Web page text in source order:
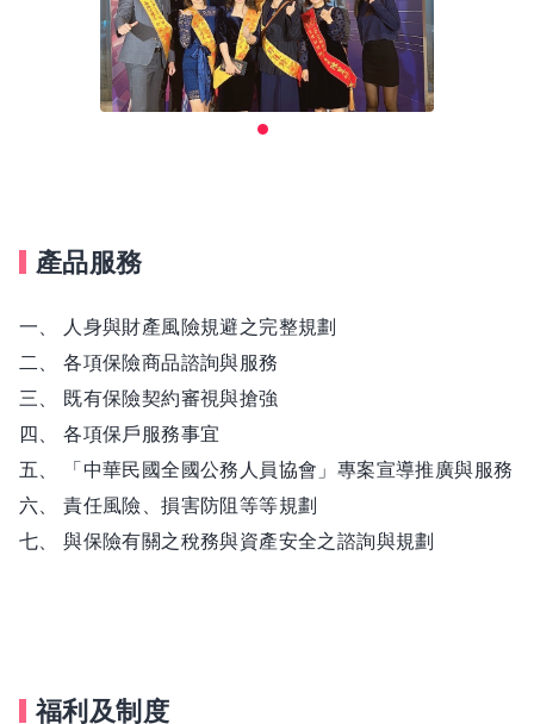
「誠信、專業丶負責」的企業精神與經營理念一、真誠的
關懷所有夥伴與保戶
二、全方位的專業保險財務規劃三丶創新的理念與前瞻的
產品服務
一、 人身與財產風險規避之完整規劃
二、 各項保險商品諮詢與服務
三、 既有保險契約審視與搶強
四、 各項保戶服務事宜
五、 「中華民國全國公務人員協會」專案宣導推廣與服務
六、 責任風險、損害防阻等等規劃
七、 與保險有關之稅務與資產安全之諮詢與規劃
福利及制度